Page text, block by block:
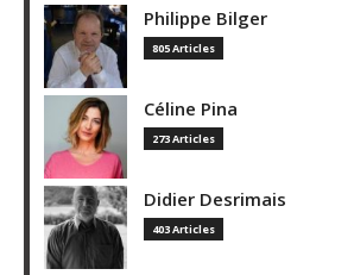
Philippe Bilger
805 Articles
Céline Pina
273 Articles
Didier Desrimais
403 Articles